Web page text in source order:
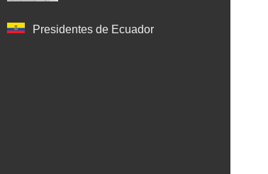
Presidentes de Ecuador